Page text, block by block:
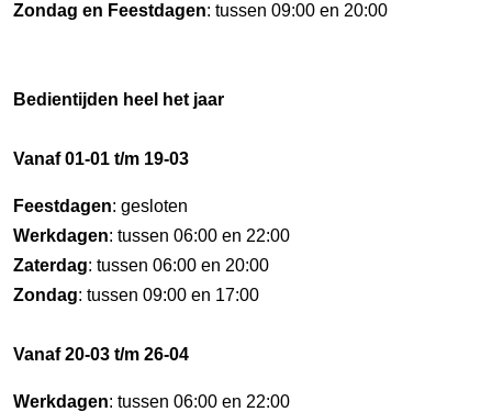
Zondag en Feestdagen: tussen 09:00 en 20:00
Bedientijden heel het jaar
Vanaf 01-01 t/m 19-03
Feestdagen: gesloten
Werkdagen: tussen 06:00 en 22:00
Zaterdag: tussen 06:00 en 20:00
Zondag: tussen 09:00 en 17:00
Vanaf 20-03 t/m 26-04
Werkdagen: tussen 06:00 en 22:00